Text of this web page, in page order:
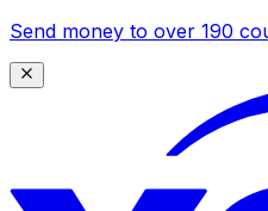
Send money to over 190